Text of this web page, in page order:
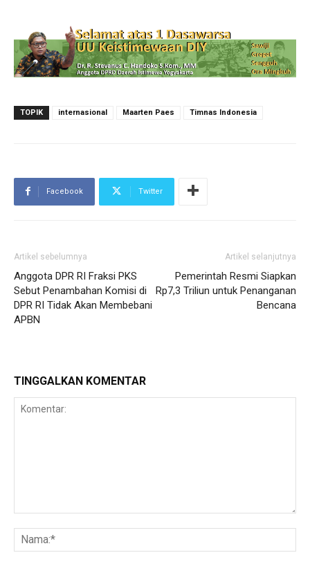
TOPIK internasional Maarten Paes Timnas Indonesia
Facebook Twitter
Artikel sebelumnya
Anggota DPR RI Fraksi PKS
Sebut Penambahan Komisi di
DPR RI Tidak Akan Membebani
APBN
Artikel selanjutnya
Pemerintah Resmi Siapkan
Rp7,3 Triliun untuk Penanganan
Bencana
TINGGALKAN KOMENTAR